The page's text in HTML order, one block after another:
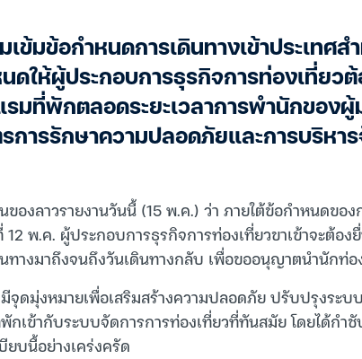
เข้มข้อกำหนดการเดินทางเข้าประเทศ
ดให้ผู้ประกอบการธุรกิจการท่องเที่ยว
รมที่พักตลอดระยะเวลาการพำนักของผู้
การรักษาความปลอดภัยและการบริหา
ของลาวรายงานวันนี้ (15 พ.ค.) ว่า ภายใต้ข้อกำหนดขอ
พ.ค. ผู้ประกอบการธุรกิจการท่องเที่ยวขาเข้าจะต้อง
างมาถึงจนถึงวันเดินทางกลับ เพื่อขออนุญาตนำนักท่อง
จุดมุ่งหมายเพื่อเสริมสร้างความปลอดภัย ปรับปรุงระ
เข้ากับระบบจัดการการท่องเที่ยวที่ทันสมัย โดยได้กำชั
บนี้อย่างเคร่งครัด